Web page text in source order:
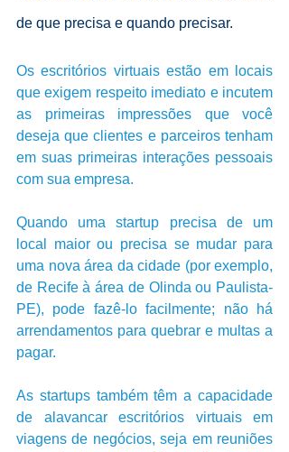
de que precisa e quando precisar.
Os escritórios virtuais estão em locais
que exigem respeito imediato e incutem
as primeiras impressões que você
deseja que clientes e parceiros tenham
em suas primeiras interações pessoais
com sua empresa.
Quando uma startup precisa de um
local maior ou precisa se mudar para
uma nova área da cidade (por exemplo,
de Recife à área de Olinda ou Paulista-
PE), pode fazê-lo facilmente; não há
arrendamentos para quebrar e multas a
pagar.
As startups também têm a capacidade
de alavancar escritórios virtuais em
viagens de negócios, seja em reuniões